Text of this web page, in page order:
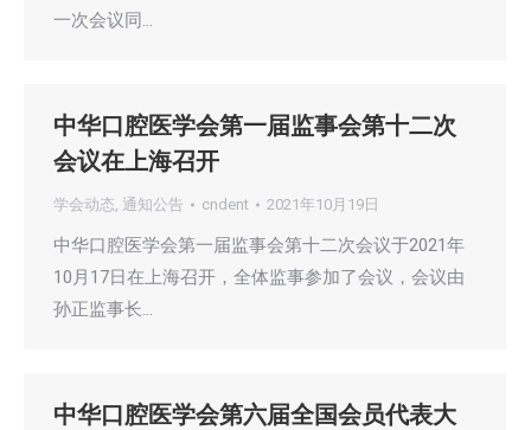
一次会议同…
中华口腔医学会第一届监事会第十二次
会议在上海召开
学会动态, 通知公告 cndent 2021年10月19日
中华口腔医学会第一届监事会第十二次会议于2021年
10月17日在上海召开，全体监事参加了会议，会议由
孙正监事长…
中华口腔医学会第六届全国会员代表大